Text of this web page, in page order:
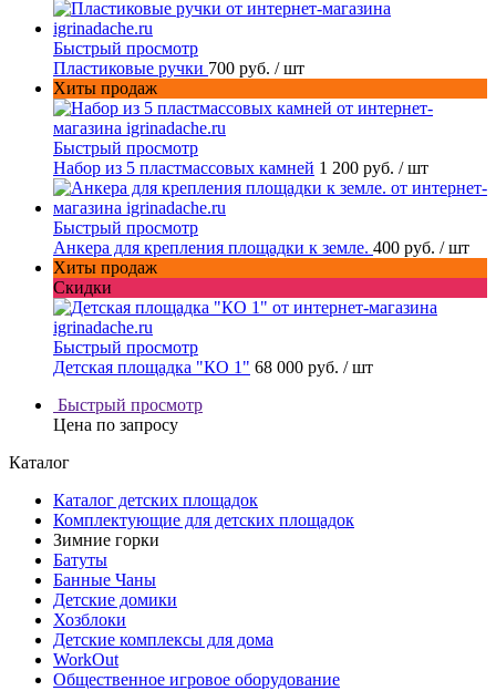
Быстрый просмотр
Пластиковые ручки 700 руб. / шт
Хиты продаж
Быстрый просмотр
Набор из 5 пластмассовых камней 1 200 руб. / шт
Быстрый просмотр
Анкера для крепления площадки к земле. 400 руб. / шт
Хиты продаж
Скидки
Быстрый просмотр
Детская площадка "КО 1" 68 000 руб. / шт
Быстрый просмотр
Цена по запросу
Каталог
Каталог детских площадок
Комплектующие для детских площадок
Зимние горки
Батуты
Банные Чаны
Детские домики
Хозблоки
Детские комплексы для дома
WorkOut
Общественное игровое оборудование